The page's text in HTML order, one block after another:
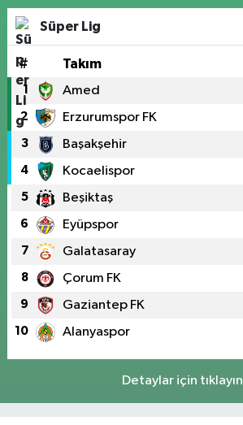
Süper Lig
# Takım
1 Amed
2 Erzurumspor FK
3 Başakşehir
4 Kocaelispor
5 Beşiktaş
6 Eyüpspor
7 Galatasaray
8 Çorum FK
9 Gaziantep FK
10 Alanyaspor
Detaylar için tıklayın